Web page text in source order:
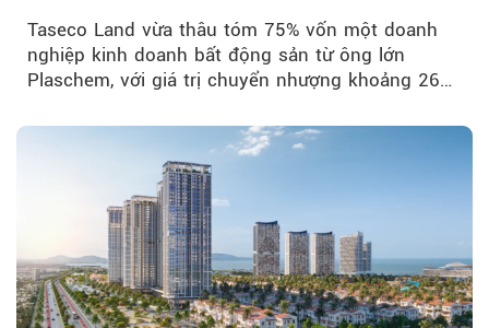
Taseco Land vừa thâu tóm 75% vốn một doanh
nghiệp kinh doanh bất động sản từ ông lớn
Plaschem, với giá trị chuyển nhượng khoảng 262